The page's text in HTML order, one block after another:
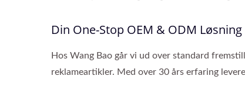
Din One-Stop OEM & ODM Løsning
Hos Wang Bao går vi ud over standard
reklameartikler. Med over 30 års erfaring